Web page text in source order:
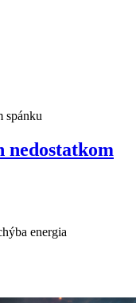
nedostatkom
energia